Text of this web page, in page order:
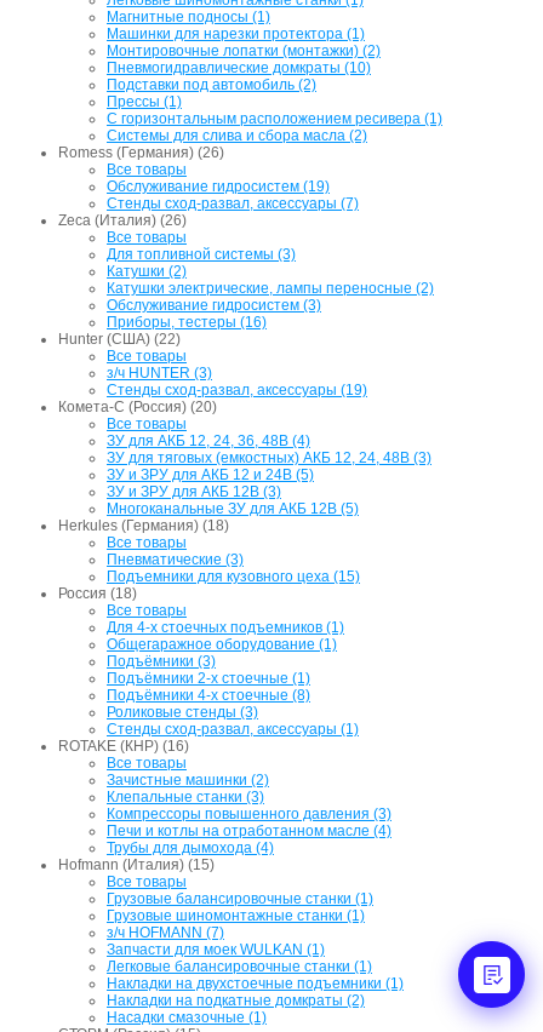
Магнитные подносы (1)
Машинки для нарезки протектора (1)
Монтировочные лопатки (монтажки) (2)
Пневмогидравлические домкраты (10)
Подставки под автомобиль (2)
Прессы (1)
С горизонтальным расположением ресивера (1)
Системы для слива и сбора масла (2)
Romess (Германия) (26)
Все товары
Обслуживание гидросистем (19)
Стенды сход-развал, аксессуары (7)
Zeca (Италия) (26)
Все товары
Для топливной системы (3)
Катушки (2)
Катушки электрические, лампы переносные (2)
Обслуживание гидросистем (3)
Приборы, тестеры (16)
Hunter (США) (22)
Все товары
з/ч HUNTER (3)
Стенды сход-развал, аксессуары (19)
Комета-С (Россия) (20)
Все товары
ЗУ для АКБ 12, 24, 36, 48В (4)
ЗУ для тяговых (емкостных) АКБ 12, 24, 48В (3)
ЗУ и ЗРУ для АКБ 12 и 24В (5)
ЗУ и ЗРУ для АКБ 12В (3)
Многоканальные ЗУ для АКБ 12В (5)
Herkules (Германия) (18)
Все товары
Пневматические (3)
Подъемники для кузовного цеха (15)
Россия (18)
Все товары
Для 4-х стоечных подъемников (1)
Общегаражное оборудование (1)
Подъёмники (3)
Подъёмники 2-х стоечные (1)
Подъёмники 4-х стоечные (8)
Роликовые стенды (3)
Стенды сход-развал, аксессуары (1)
ROTAKE (КНР) (16)
Все товары
Зачистные машинки (2)
Клепальные станки (3)
Компрессоры повышенного давления (3)
Печи и котлы на отработанном масле (4)
Трубы для дымохода (4)
Hofmann (Италия) (15)
Все товары
Грузовые балансировочные станки (1)
Грузовые шиномонтажные станки (1)
з/ч HOFMANN (7)
Запчасти для моек WULKAN (1)
Легковые балансировочные станки (1)
Накладки на двухстоечные подъемники (1)
Накладки на подкатные домкраты (2)
Насадки смазочные (1)